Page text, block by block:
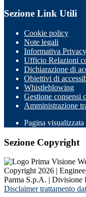
Sezione Link Utili
Cookie policy
Note legali
Informativa Privacy
Ufficio Relazioni
Dichiarazione di
Obiettivi di
Whistleblowing
Gestione consensi
Amministrazione
Pagina visualizzata
Sezione Copyright
Copyright 2026 |
Parma S.p.A. |
Disclaimer trattamento